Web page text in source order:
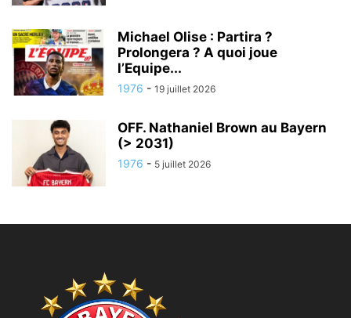
Michael Olise : Partira ?
Prolongera ? A quoi joue
l’Equipe...
1976 - 19 juillet 2026
OFF. Nathaniel Brown au Bayern
(> 2031)
1976 - 5 juillet 2026